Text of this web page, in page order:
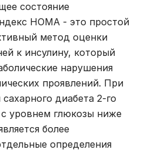
состояние
HOMA - это простой
метод оценки
к инсулину, который
нарушения
проявлений. При
диабета 2-го
уровнем глюкозы ниже
более
определения